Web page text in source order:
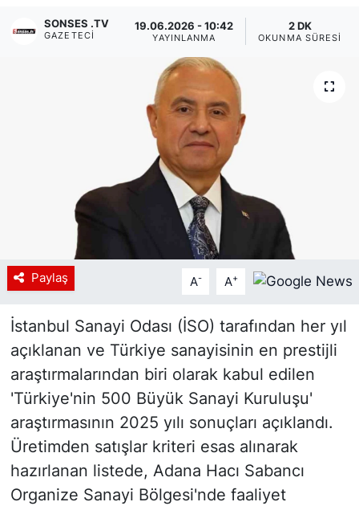
SONSES .TV
GAZETECI
19.06.2026 - 10:42
YAYINLANMA
2 DK
OKUNMA SÜRESI
Paylaş A- A+
İstanbul Sanayi Odası (İSO) tarafından her yıl
açıklanan ve Türkiye sanayisinin en prestijli
araştırmalarından biri olarak kabul edilen
'Türkiye'nin 500 Büyük Sanayi Kuruluşu'
araştırmasının 2025 yılı sonuçları açıklandı.
Üretimden satışlar kriteri esas alınarak
hazırlanan listede, Adana Hacı Sabancı
Organize Sanayi Bölgesi'nde faaliyet